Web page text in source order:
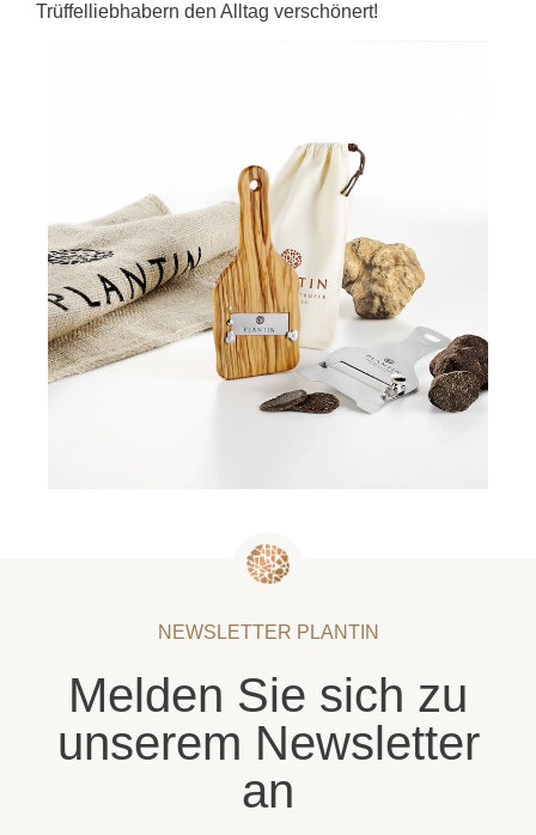
Trüffelliebhabern den Alltag verschönert!
NEWSLETTER PLANTIN
Melden Sie sich zu
unserem Newsletter
an